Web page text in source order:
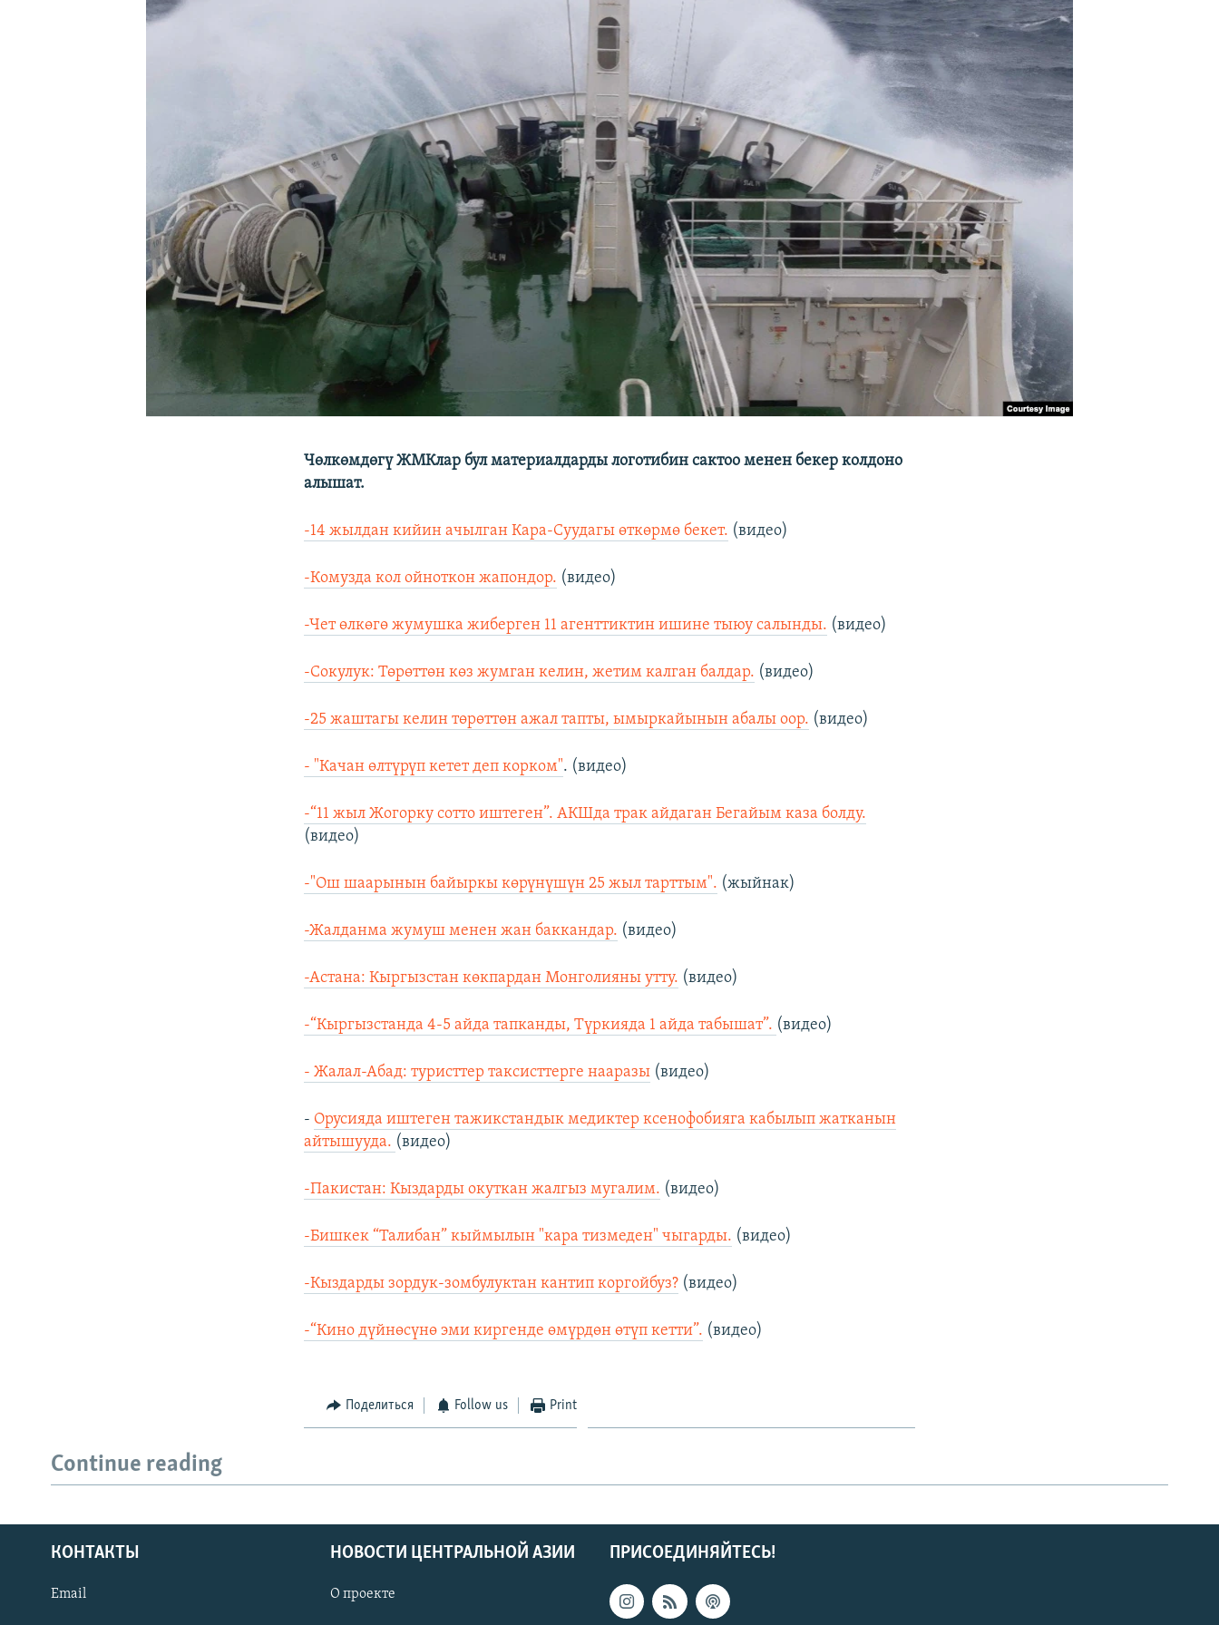
Чөлкөмдөгү ЖМКлар бул материалдарды логотибин сактоо менен бекер колдоно
алышат.
-14 жылдан кийин ачылган Кара-Суудагы өткөрмө бекет. (видео)
-Комузда кол ойноткон жапондор. (видео)
-Чет өлкөгө жумушка жиберген 11 агенттиктин ишине тыюу салынды. (видео)
-Сокулук: Төрөттөн көз жумган келин, жетим калган балдар. (видео)
-25 жаштагы келин төрөттөн ажал тапты, ымыркайынын абалы оор. (видео)
- "Качан өлтүрүп кетет деп корком". (видео)
-“11 жыл Жогорку сотто иштеген”. АКШда трак айдаган Бегайым каза болду.
(видео)
-"Ош шаарынын байыркы көрүнүшүн 25 жыл тарттым". (жыйнак)
-Жалданма жумуш менен жан баккандар. (видео)
-Астана: Кыргызстан көкпардан Монголияны утту. (видео)
-“Кыргызстанда 4-5 айда тапканды, Түркияда 1 айда табышат”. (видео)
- Жалал-Абад: туристтер таксисттерге нааразы (видео)
- Орусияда иштеген тажикстандык медиктер ксенофобияга кабылып жатканын
айтышууда. (видео)
-Пакистан: Кыздарды окуткан жалгыз мугалим. (видео)
-Бишкек “Талибан” кыймылын "кара тизмеден" чыгарды. (видео)
-Кыздарды зордук-зомбулуктан кантип коргойбуз? (видео)
-“Кино дүйнөсүнө эми киргенде өмүрдөн өтүп кетти”. (видео)
Поделиться Follow us Print
Continue reading
ПРИСОЕДИНЯЙТЕСЬ!
КОНТАКТЫ
Email
НОВОСТИ ЦЕНТРАЛЬНОЙ АЗИИ
О проекте